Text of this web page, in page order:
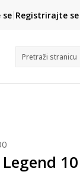
CLICK&
besplatno
se Registrirajte se
Pretraži stranicu
10